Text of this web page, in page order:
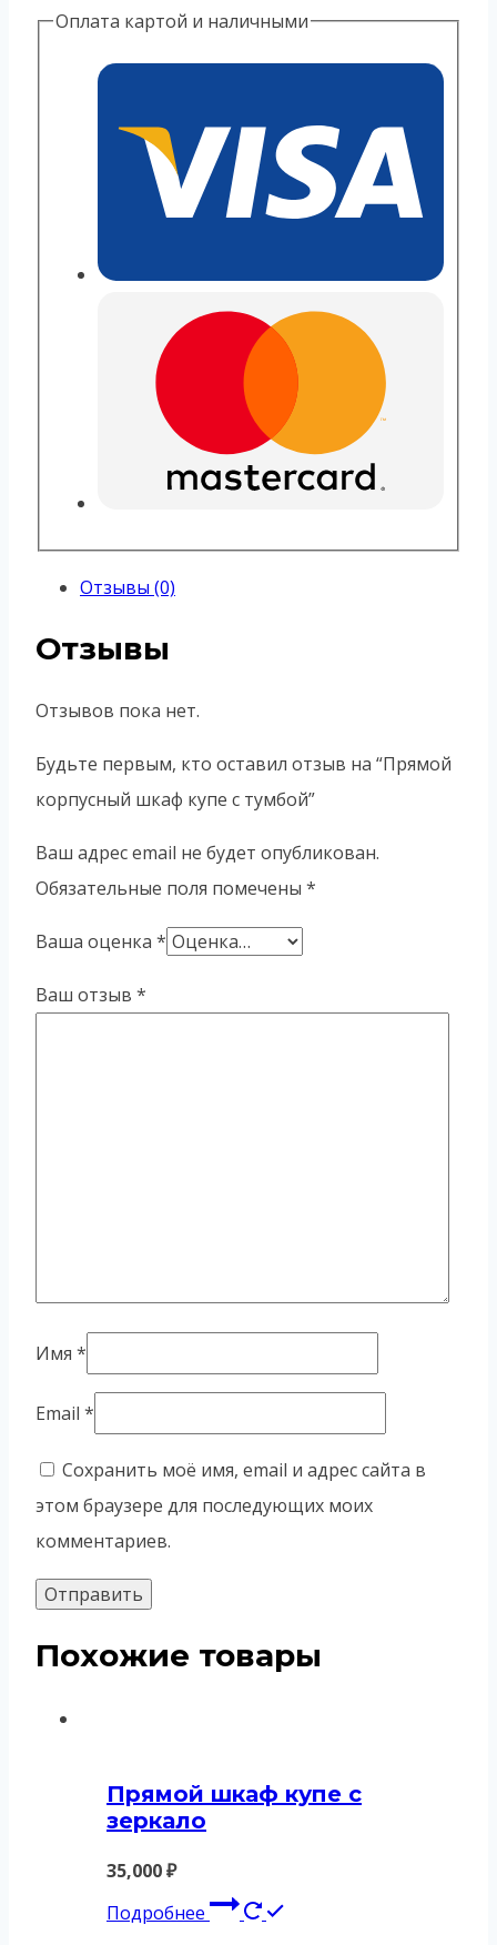
Оплата картой и наличными
Отзывы (0)
Отзывы
Отзывов пока нет.
Будьте первым, кто оставил отзыв на “Прямой
корпусный шкаф купе с тумбой”
Ваш адрес email не будет опубликован.
Обязательные поля помечены *
Ваша оценка *
Ваш отзыв *
Имя *
Email *
Сохранить моё имя, email и адрес сайта в
этом браузере для последующих моих
комментариев.
Похожие товары
Прямой шкаф купе с
зеркало
35,000₽
Подробнее